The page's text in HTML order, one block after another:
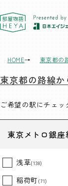
東京
HOME 東京都の
東京都の路線か
ご希望の駅にチェ
東京メトロ銀座
浅草(138)
稲荷町 (71)